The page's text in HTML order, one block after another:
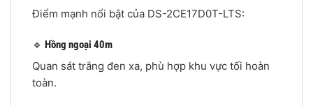
Điểm mạnh nổi bật của DS-2CE17D0T-LTS:
🔹 Hồng ngoại 40m
Quan sát trắng đen xa, phù hợp khu vực tối hoàn
toàn.